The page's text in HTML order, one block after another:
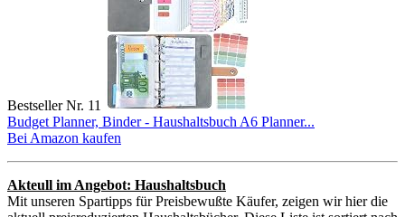
Bestseller Nr. 11
Budget Planner, Binder - Haushaltsbuch A6 Planner...
Bei Amazon kaufen
Akteull im Angebot: Haushaltsbuch
Mit unseren Spartipps für Preisbewußte Käufer, zeigen wir hier die